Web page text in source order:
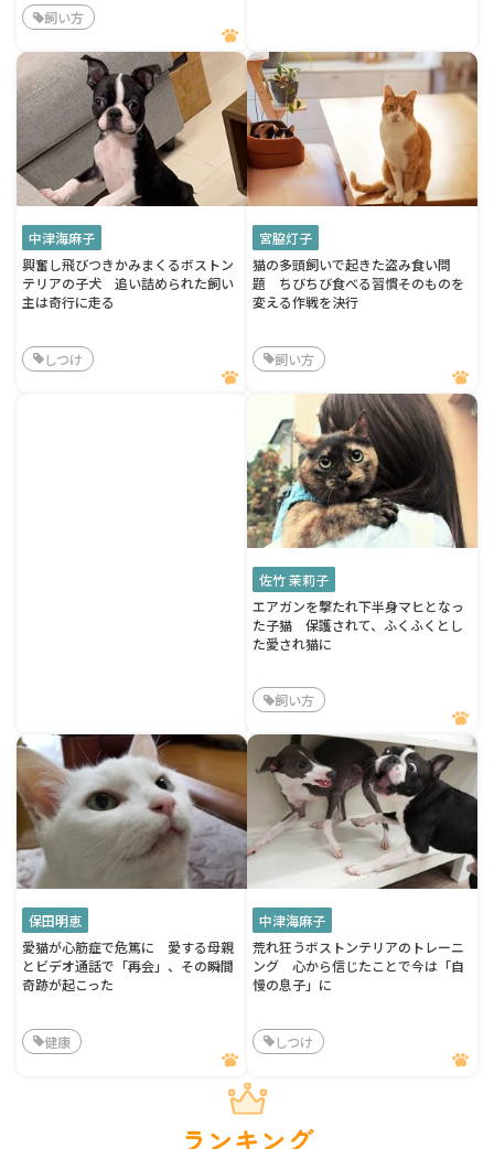
飼い方
中津海麻子
興奮し飛びつきかみまくるボストン
テリアの子犬 追い詰められた飼い
主は奇行に走る
しつけ
宮脇灯子
猫の多頭飼いで起きた盗み食い問
題 ちびちび食べる習慣そのものを
変える作戦を決行
飼い方
佐竹 茉莉子
エアガンを撃たれ下半身マヒとなっ
た子猫 保護されて、ふくふくとし
た愛され猫に
飼い方
保田明恵
愛猫が心筋症で危篤に 愛する母親
とビデオ通話で「再会」、その瞬間
奇跡が起こった
健康
中津海麻子
荒れ狂うボストンテリアのトレーニ
ング 心から信じたことで今は「自
慢の息子」に
しつけ
ランキング